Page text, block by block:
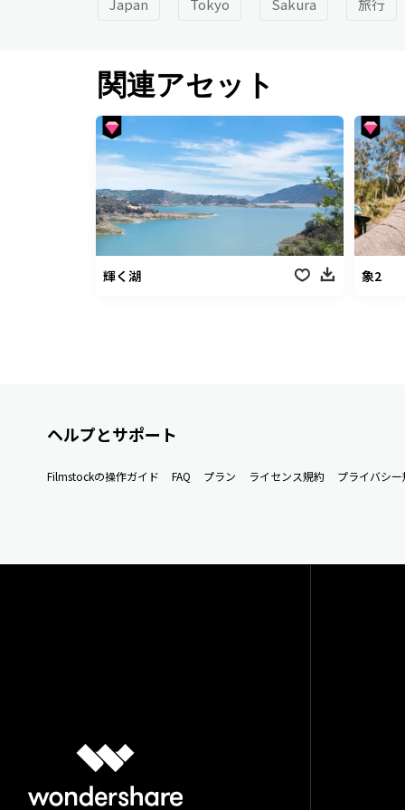
Japan Tokyo Sakura 旅行
関連アセット
輝く湖 象2
ヘルプとサポート
Filmstockの操作ガイド FAQ プラン ライセンス規約 プライバシ